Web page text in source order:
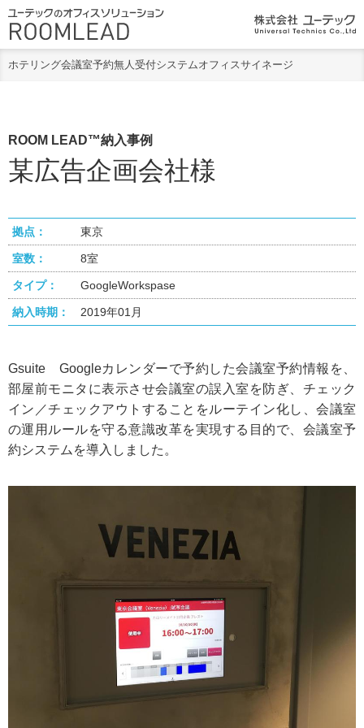
ホテリング会議室予約無人受付システムオフィスサイネージ
ROOM LEAD™納入事例
某広告企画会社様
拠点： 東京
室数： 8室
タイプ： GoogleWorkspase
納入時期： 2019年01月
Gsuite Googleカレンダーで予約した会議室予約情報を、
部屋前モニタに表示させ会議室の誤入室を防ぎ、チェック
イン／チェックアウトすることをルーテイン化し、会議室
の運用ルールを守る意識改革を実現する目的で、会議室予
約システムを導入しました。